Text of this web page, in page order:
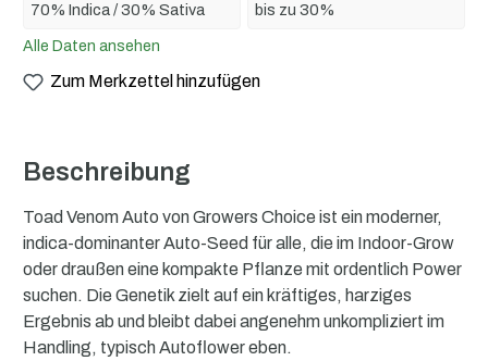
70% Indica / 30% Sativa
bis zu 30%
Alle Daten ansehen
Zum Merkzettel hinzufügen
Beschreibung
Toad Venom Auto von Growers Choice ist ein moderner,
indica-dominanter Auto-Seed für alle, die im Indoor-Grow
oder draußen eine kompakte Pflanze mit ordentlich Power
suchen. Die Genetik zielt auf ein kräftiges, harziges
Ergebnis ab und bleibt dabei angenehm unkompliziert im
Handling, typisch Autoflower eben.